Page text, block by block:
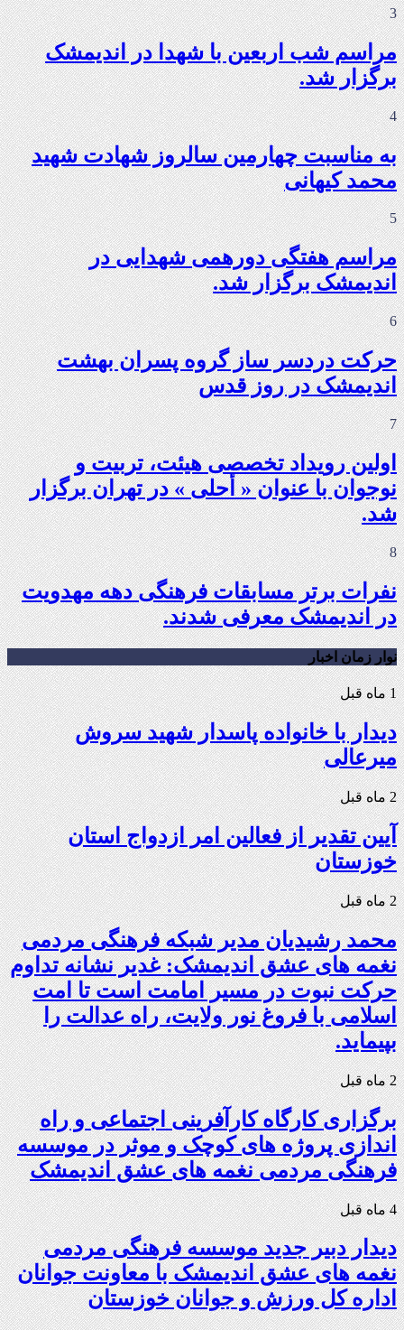
3
مراسم شب اربعین با شهدا در اندیمشک
برگزار شد.
4
به مناسبت چهارمین سالروز شهادت شهید
محمد کیهانی
5
مراسم هفتگی دورهمی شهدایی در
اندیمشک برگزار شد.
6
حرکت دردسر ساز گروه پسران بهشت
اندیمشک در روز قدس
7
اولین رویداد تخصصی هیئت، تربیت و
نوجوان با عنوان « أحلی » در تهران برگزار
شد.
8
نفرات برتر مسابقات فرهنگی دهه مهدویت
در اندیمشک معرفی شدند.
نوار زمان اخبار
1 ماه قبل
دیدار با خانواده پاسدار شهید سروش
میرعالی
2 ماه قبل
آیین تقدیر از فعالین امر ازدواج استان
خوزستان
2 ماه قبل
محمد رشیدیان مدیر شبکه فرهنگی مردمی
نغمه های عشق اندیمشک: غدیر نشانه تداوم
حرکت نبوت در مسیر امامت است تا امت
اسلامی با فروغ نور ولایت، راه عدالت را
بپیماید.
2 ماه قبل
برگزاری کارگاه کارآفرینی اجتماعی و راه
اندازی پروژه های کوچک و موثر در موسسه
فرهنگی مردمی نغمه های عشق اندیمشک
4 ماه قبل
دیدار دبیر جدید موسسه فرهنگی مردمی
نغمه های عشق اندیمشک با معاونت جوانان
اداره کل ورزش و جوانان خوزستان